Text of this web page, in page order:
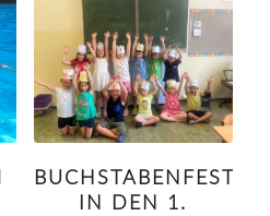
BUCHSTABENFEST
IN DEN 1.